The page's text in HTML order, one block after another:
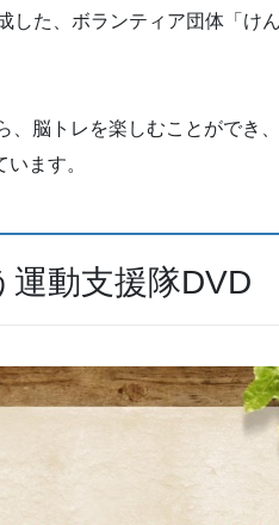
した、ボランティア団体「け
、脳トレを楽しむことができ
ます。
運動支援隊DVD